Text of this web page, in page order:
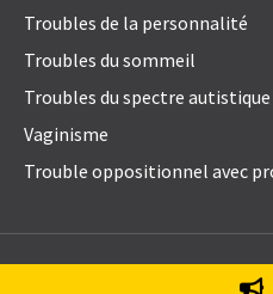
Troubles de la personnalité
Troubles du sommeil
Troubles du spectre autistique
Vaginisme
Trouble oppositionnel avec
© 2021Emily Blake